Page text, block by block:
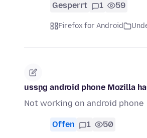
Gesperrt 1 59
Firefox for Android
usşng android phone Mozilla
Not working on android phone
Offen 1 50